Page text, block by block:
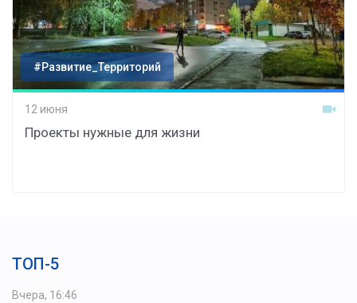
#Развитие_Территорий
12 июня
Проекты нужные для жизни
ТОП-5
Вчера, 16:46